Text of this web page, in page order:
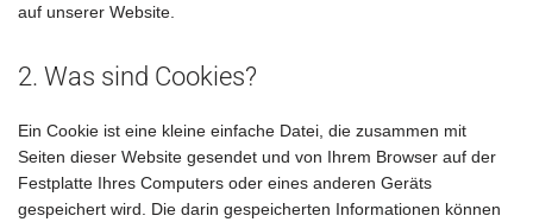
auf unserer Website.
2. Was sind Cookies?
Ein Cookie ist eine kleine einfache Datei, die zusammen mit
Seiten dieser Website gesendet und von Ihrem Browser auf der
Festplatte Ihres Computers oder eines anderen Geräts
gespeichert wird. Die darin gespeicherten Informationen können